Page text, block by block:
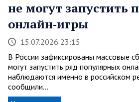
не могут запустить
онлайн‑игры
15.07.2026 23:15
В России зафиксированы массовые
могут запустить ряд популярных
наблюдаются именно в российском
сообщили…